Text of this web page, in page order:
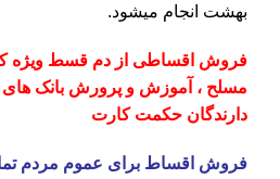
بهشت انجام میشود.
فروش اقساطی از دم قسط ویژه
مسلح ، آموزش و پرورش بانک
دارندگان حکمت کارت
فروش اقساط برای عموم مردم